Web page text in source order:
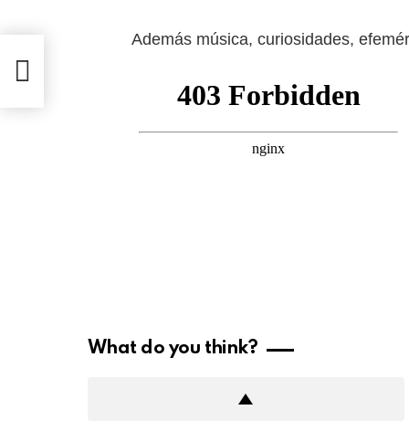
Además música, curiosidades,
What do you think?